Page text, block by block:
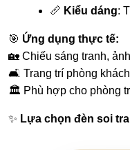
📏 Kiểu dáng:
🎯 Ứng dụng thực tế:
🏡 Chiếu sáng tranh,
🛋 Trang trí phòng
🏛 Phù hợp cho phòng
✨ Lựa chọn đèn soi